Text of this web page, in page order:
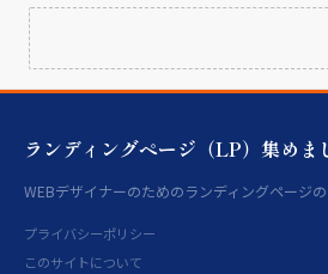
ランディングページ（LP）集めま
WEBデザイナーのためのランディングページの
プライバシーポリシー
このサイトについて